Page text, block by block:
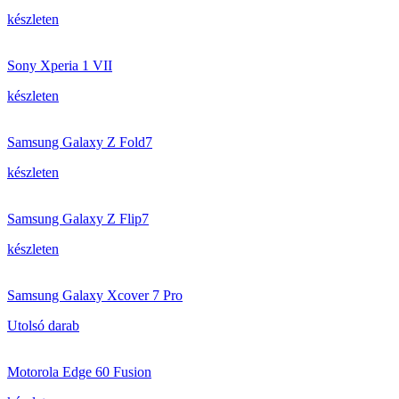
készleten
Sony Xperia 1 VII
készleten
Samsung Galaxy Z Fold7
készleten
Samsung Galaxy Z Flip7
készleten
Samsung Galaxy Xcover 7 Pro
Utolsó darab
Motorola Edge 60 Fusion